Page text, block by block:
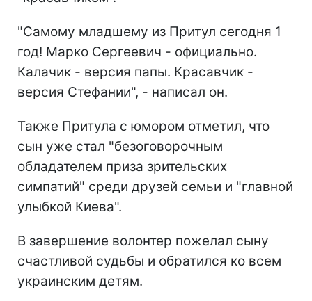
"Самому младшему из Притул сегодня 1
год! Марко Сергеевич - официально.
Калачик - версия папы. Красавчик -
версия Стефании", - написал он.
Также Притула с юмором отметил, что
сын уже стал "безоговорочным
обладателем приза зрительских
симпатий" среди друзей семьи и "главной
улыбкой Киева".
В завершение волонтер пожелал сыну
счастливой судьбы и обратился ко всем
украинским детям.